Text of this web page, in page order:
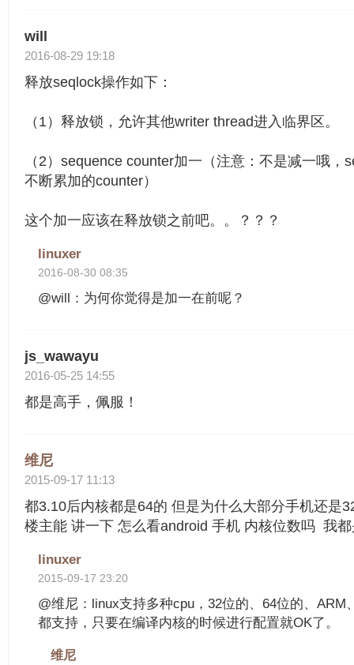
will
2016-08-29 19:18
释放seqlock操作如下：
（1）释放锁，允许其他writer thread进入临界区。
（2）sequence counter加一（注意：不是减一哦，
不断累加的counter）
这个加一应该在释放锁之前吧。。？？？
linuxer
2016-08-30 08:35
@will：为何你觉得是加一在前呢？
js_wawayu
2016-05-25 14:55
都是高手，佩服！
维尼
2015-09-17 11:13
都3.10后内核都是64的 但是为什么大部分手机还是
楼主能 讲一下 怎么看android 手机 内核位数吗 我
linuxer
2015-09-17 23:20
@维尼：linux支持多种cpu，32位的、64位的、ARM
都支持，只要在编译内核的时候进行配置就OK了。
维尼